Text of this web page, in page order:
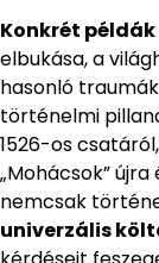
Konkrét példák
elbukása, a
hasonló
történelmi
1526-os
„Mohácsok”
nemcsak
univerzális